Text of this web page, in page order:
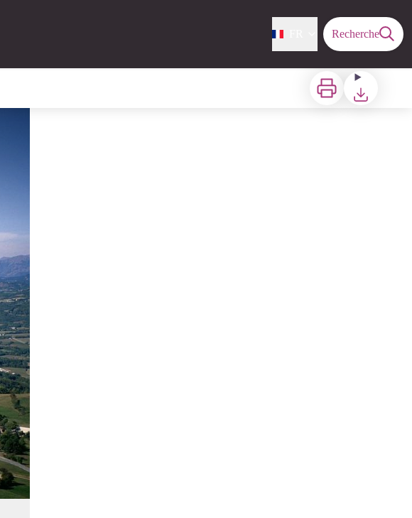
Recherche
Imprimer Télécharger